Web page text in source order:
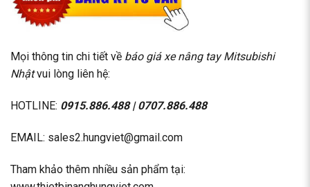
Mọi thông tin chi tiết về báo giá xe nâng tay Mitsubishi
Nhậtvui lòng liên hệ:
HOTLINE: 0915.886.488|0707.886.488
EMAIL: sales2.hungviet@gmail.com
Tham khảo thêm nhiều sản phẩm tại: